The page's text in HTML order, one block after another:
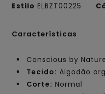
Estilo ELBZT00225
Características
Conscious by
Tecido: Algodão
Corte: Normal